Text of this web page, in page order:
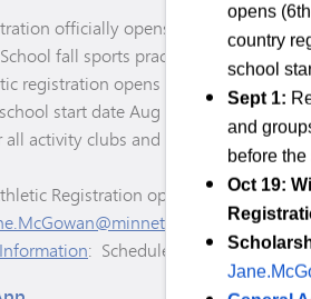
officially opens for all fall
fall sports practices/tryouts begin
registration opens (6th-8th grades).
start date Aug 17th.
activity clubs and groups (unless
Registration opens
: Schedules, Student Activity
opens
country
school
Sept 1:
and
before
Oct 19: